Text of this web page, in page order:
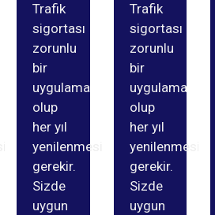
Trafik
sigortası
zorunlu
bir
uygulama
olup
her yıl
yenilenmesi
gerekir.
Sizde
uygun
Trafik
sigortası
zorunlu
bir
uygulama
olup
her yıl
yenilenmesi
gerekir.
Sizde
uygun